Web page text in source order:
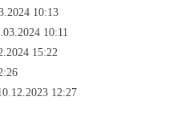
10:13
10:11
15:22
12:27